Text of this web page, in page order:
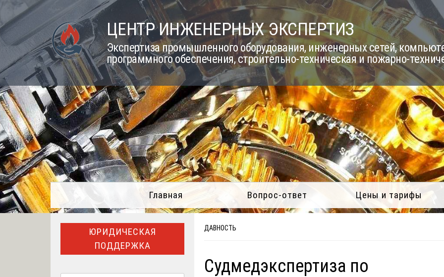
Skip
to
content
ЦЕНТР ИНЖЕНЕРНЫХ ЭКСПЕРТИЗ
Экспертиза промышленного оборудования, инженерных сетей,
программного обеспечения, строительно-техническая и пожарно-
Главная Вопрос-ответ Цены и тарифы
ДАВНОСТЬ
Судмедэкспертиза по
ЮРИДИЧЕСКАЯ
ПОДДЕРЖКА